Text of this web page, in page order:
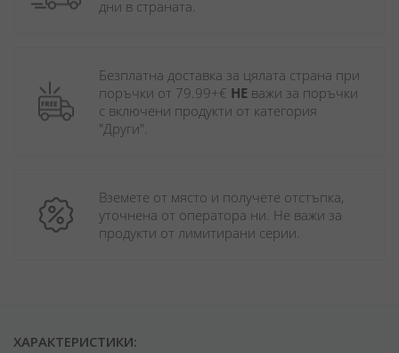
дни в страната.
Безплатна доставка за цялата страна при
поръчки от 79.99+€ НЕ важи за поръчки
с включени продукти от категория
"Други".
Вземете от място и получете отстъпка,
уточнена от оператора ни. Не важи за
продукти от лимитирани серии.
ХАРАКТЕРИСТИКИ: